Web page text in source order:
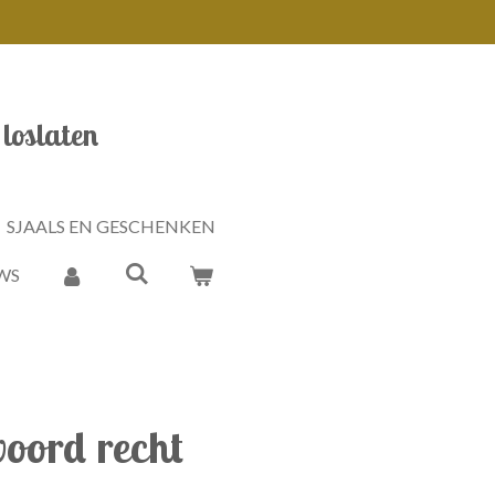
SJAALS EN GESCHENKEN
recht